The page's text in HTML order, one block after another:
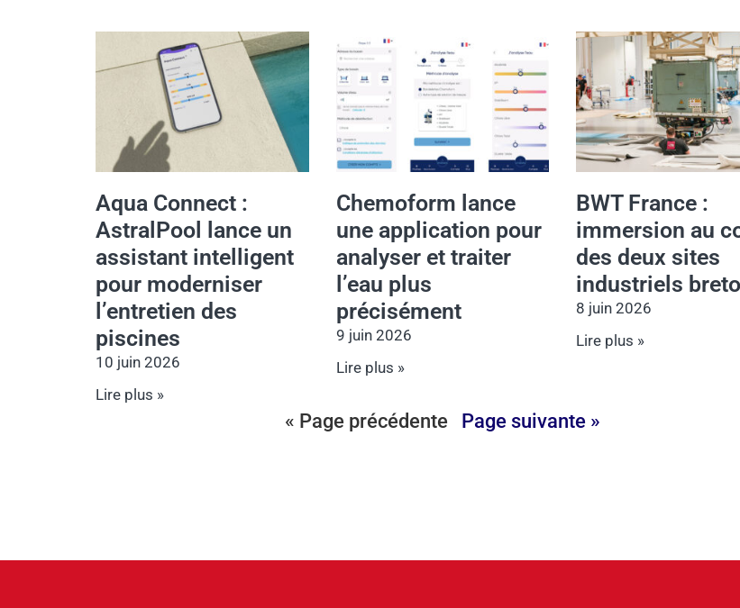
Aqua Connect :
AstralPool lance un
assistant intelligent
pour moderniser
l’entretien des
piscines
10 juin 2026
Lire plus »
Chemoform lance
une application pour
analyser et traiter
l’eau plus
précisément
9 juin 2026
Lire plus »
BWT France :
immersion au
des deux sites
industriels
8 juin 2026
Lire plus »
« Page précédente Page suivante »